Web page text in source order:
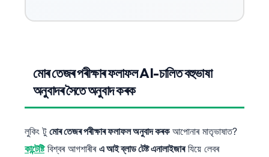
মোৰ তেজৰ পৰীক্ষাৰ ফলাফল AI-চালিত বহুভাষা
অনুবাদৰ সৈতে অনুবাদ কৰক
লুকিং টু মোৰ তেজৰ পৰীক্ষাৰ ফলাফল অনুবাদ কৰকআপোনাৰ মাতৃভাষাত?
কান্টেষ্টিবিশ্বৰ আগশাৰীৰ এ আই ব্লাড টেষ্ট এনালাইজাৰযিয়ে লেবৰ